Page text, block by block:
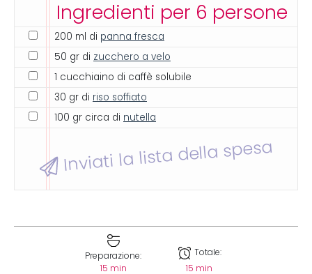
Ingredienti per 6 persone
200 ml di panna fresca
50 gr di zucchero a velo
1 cucchiaino di caffè solubile
30 gr di riso soffiato
100 gr circa di nutella
Inviati la lista della spesa
Preparazione:
15 min
Totale:
15 min